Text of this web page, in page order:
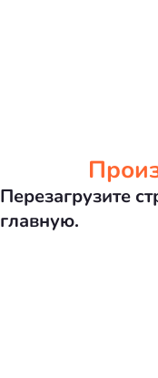
Перезагрузите
главную.